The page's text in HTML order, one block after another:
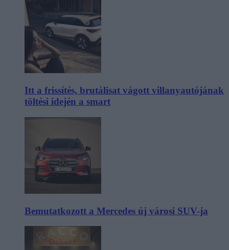
Itt a frissítés, brutálisat vágott villanyautójának
töltési idején a smart
Bemutatkozott a Mercedes új városi SUV-ja